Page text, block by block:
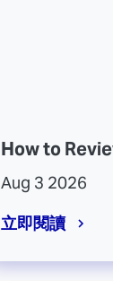
How to
Aug 3 2026
立即閱讀